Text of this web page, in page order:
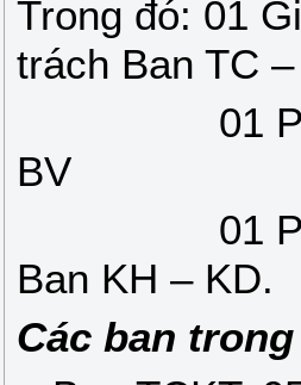
Trong đó: 01
trách Ban TC
01
BV
01
Ban KH – KD.
Các ban